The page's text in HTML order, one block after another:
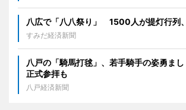
八広で「八八祭り」 1500人が提灯行列
すみだ経済新聞
八戸の「騎馬打毬」、若手騎手の姿勇ま
正式参拝も
八戸経済新聞